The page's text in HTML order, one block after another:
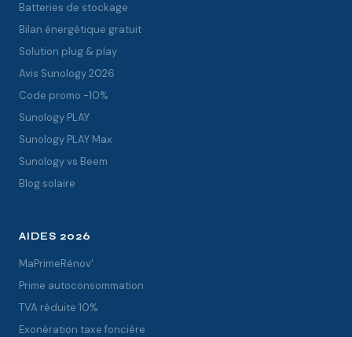
Batteries de stockage
Bilan énergétique gratuit
Solution plug & play
Avis Sunology 2026
Code promo -10%
Sunology PLAY
Sunology PLAY Max
Sunology vs Beem
Blog solaire
AIDES 2026
MaPrimeRénov'
Prime autoconsommation
TVA réduite 10%
Exonération taxe foncière